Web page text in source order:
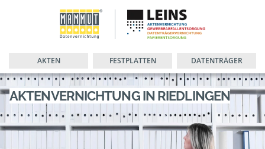
AKTEN FESTPLATTEN DATENTRÄGER
AKTENVERNICHTUNG IN RIEDLINGEN